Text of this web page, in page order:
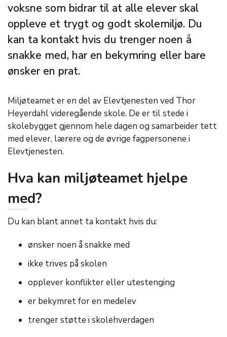
voksne som bidrar til at alle elever skal
oppleve et trygt og godt skolemiljø. Du
kan ta kontakt hvis du trenger noen å
snakke med, har en bekymring eller bare
ønsker en prat.
Miljøteamet er en del av Elevtjenesten ved Thor
Heyerdahl videregående skole. De er til stede i
skolebygget gjennom hele dagen og samarbeider tett
med elever, lærere og de øvrige fagpersonene i
Elevtjenesten.
Hva kan miljøteamet hjelpe
med?
Du kan blant annet ta kontakt hvis du:
ønsker noen å snakke med
ikke trives på skolen
opplever konflikter eller utestenging
er bekymret for en medelev
trenger støtte i skolehverdagen